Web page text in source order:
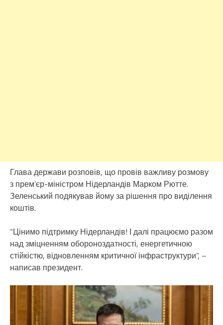
Глава держави розповів, що провів важливу розмову
з прем’єр-міністром Нідерландів Марком Рютте.
Зеленський подякував йому за рішення про виділення
коштів.
“Цінимо підтримку Нідерландів! І далі працюємо разом
над зміцненням обороноздатності, енергетичною
стійкістю, відновленням критичної інфраструктури”, –
написав президент.